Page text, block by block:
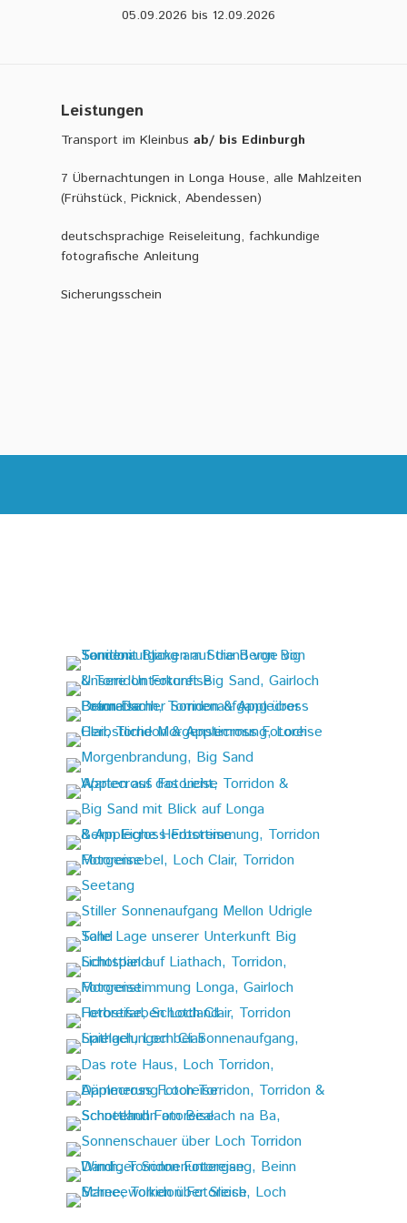
05.09.2026 bis 12.09.2026
Leistungen
Transport im Kleinbusab/ bis Edinburgh
7 Übernachtungen in Longa House, alle Mahlzeiten
(Frühstück, Picknick, Abendessen)
deutschsprachige Reiseleitung, fachkundige
fotografische Anleitung
Sicherungsschein